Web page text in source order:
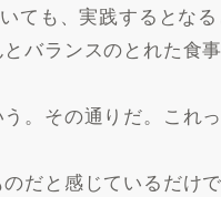
ても、実践するとな
バランスのとれた食事
。その通りだ。これ
だと感じているだけで